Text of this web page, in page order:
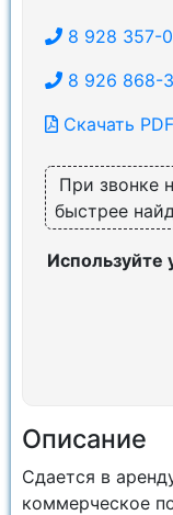
8 928 357-
8 926 868-
Скачать PDF
При звонке
быстрее
Используйте
Описание
Сдается в
коммерческое